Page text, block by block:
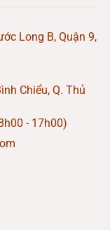
Long B, Quận 9,
Chiểu, Q. Thủ
- 17h00)